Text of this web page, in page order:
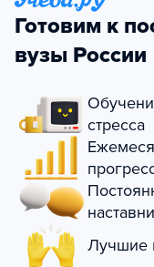
Готовим к
вузы России
стресса
Лучшие